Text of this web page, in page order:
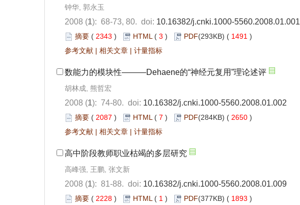
钟华, 郭永玉
2008 (1): 68-73, 80. doi: 10.16382/j.cnki.1000-5560.2008.01.001
摘要 ( 2343 ) HTML ( 3 ) PDF(293KB) ( 1491 )
参考文献 | 相关文章 | 计量指标
数能力的模块性———Dehaene的“神经元复用”理论述评
胡林成, 熊哲宏
2008 (1): 74-80. doi: 10.16382/j.cnki.1000-5560.2008.01.002
摘要 ( 2087 ) HTML ( 7 ) PDF(284KB) ( 2650 )
参考文献 | 相关文章 | 计量指标
高中阶段教师职业枯竭的多层研究
高峰强, 王鹏, 张文新
2008 (1): 81-88. doi: 10.16382/j.cnki.1000-5560.2008.01.009
摘要 ( 2228 ) HTML ( 1 ) PDF(377KB) ( 1893 )